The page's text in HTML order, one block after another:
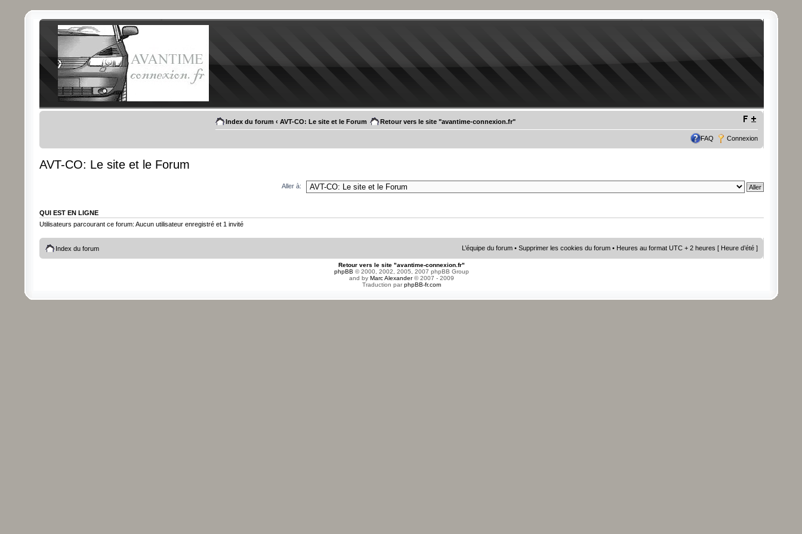
Index du forum ‹ AVT-CO: Le site et le Forum Retour vers le site "avantime-connexion.fr"
FAQ Connexion
AVT-CO: Le site et le Forum
Aller à:
QUI EST EN LIGNE
Utilisateurs parcourant ce forum: Aucun utilisateur enregistré et 1 invité
Index du forum L’équipe du forum •Supprimer les cookies du forum • Heures au format UTC + 2 heures [ Heure d’été ]
Retour vers le site "avantime-connexion.fr"
phpBB © 2000, 2002, 2005, 2007 phpBB Group
and by Marc Alexander© 2007 - 2009
Traduction parphpBB-fr.com